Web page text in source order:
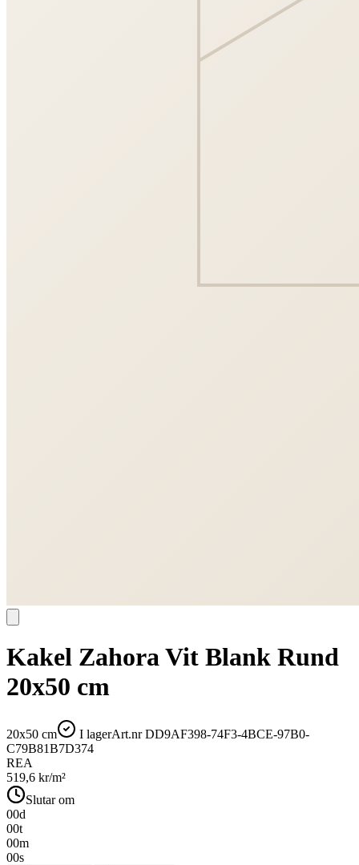
Kakel Zahora Vit Blank Rund
20x50 cm
20x50 cm I lagerArt.nrDD9AF398-74F3-4BCE-97B0-
C79B81B7D374
REA
519,6 kr/m²
Slutar om
00d
00t
00m
00s